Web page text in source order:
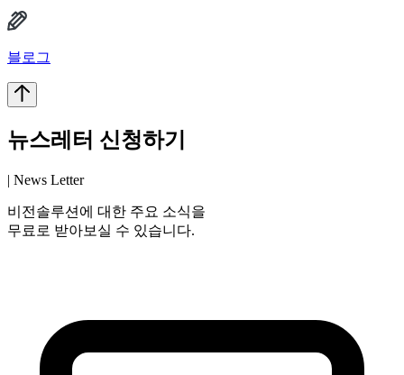
블로그
뉴스레터 신청하기
| News Letter
비전솔루션에 대한 주요 소식을
무료로 받아보실 수 있습니다.